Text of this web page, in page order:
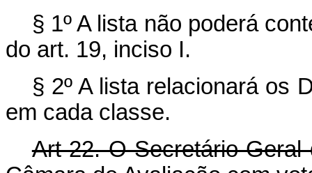
§ 1º A lista não poderá
do art. 19, inciso I.
§ 2º A lista relacionará os
em cada classe.
Art 22. O Secretário-